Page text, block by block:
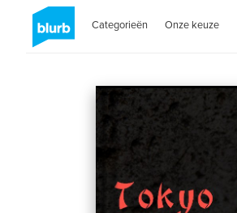
Categorieën Onze keuze